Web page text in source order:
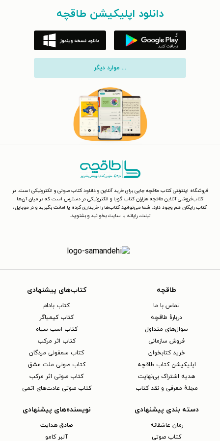
دانلود اپلیکیشن طاقچه
... موارد دیگر
فروشگاه اینترنتی کتاب طاقچه جایی برای خرید آنلاین و دانلود کتاب صوتی و الکترونیکی است. در
کتاب‌فروشی آنلاین طاقچه هزاران کتاب گویا و الکترونیکی در دسترس است که در میان آن‌ها
کتاب رایگان هم وجود دارد. شما می‌توانید کتاب‌ها را خریداری کرده یا امانت بگیرید و در موبایل،
تبلت، رایانه یا سایت بخوانید و بشنوید.
طاقچه
تماس با ما
دربارهٔ طاقچه
سوال‌های متداول
فروش سازمانی
خرید کتابخوان
اپلیکیشن کتاب طاقچه
هدیه اشتراک بی‌نهایت
مجلهٔ معرفی و نقد کتاب
کتاب‌های پیشنهادی
کتاب بادام
کتاب کیمیاگر
کتاب اسب سیاه
کتاب اثر مرکب
کتاب سمفونی مردگان
کتاب صوتی ملت عشق
کتاب صوتی اثر مرکب
کتاب صوتی عادت‌های اتمی
دسته بندی پیشنهادی
رمان عاشقانه
کتاب‌ صوتی
نویسنده‌های پیشنهادی
صادق هدایت
آلبر کامو